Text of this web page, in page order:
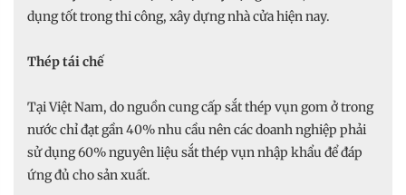
dụng tốt trong thi công, xây dựng nhà cửa hiện nay.
Thép tái chế
Tại Việt Nam, do nguồn cung cấp sắt thép vụn gom ở trong
nước chỉ đạt gần 40% nhu cầu nên các doanh nghiệp phải
sử dụng 60% nguyên liệu sắt thép vụn nhập khẩu để đáp
ứng đủ cho sản xuất.